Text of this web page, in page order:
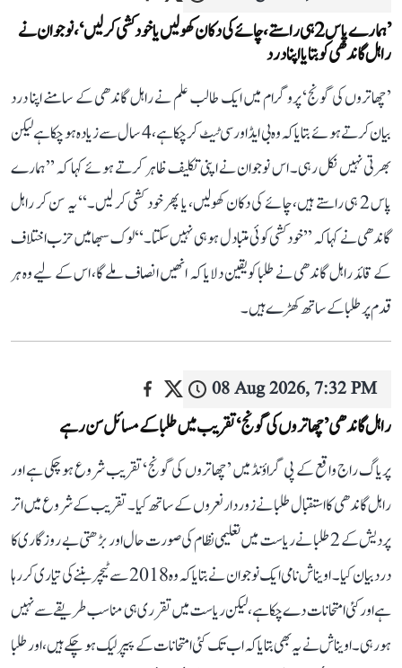
’ہمارے پاس 2 ہی راستے، چائے کی دکان کھولیں یا خودکشی کر لیں‘، نوجوان نے
راہل گاندھی کو بتایا اپنا درد
’چھاتروں کی گونج‘ پروگرام میں ایک طالب علم نے راہل گاندھی کے سامنے اپنا درد
بیان کرتے ہوئے بتایا کہ وہ بی ایڈ اور سی ٹیٹ کر چکا ہے، 4 سال سے زیادہ ہو چکا ہے لیکن
بھرتی نہیں نکل رہی۔ اس نوجوان نے اپنی تکلیف ظاہر کرتے ہوئے کہا کہ ’’ہمارے
پاس 2 ہی راستے ہیں، چائے کی دکان کھولیں، یا پھر خود کشی کر لیں۔‘‘ یہ سن کر راہل
گاندھی نے کہا کہ ’’خودکشی کوئی متبادل ہو ہی نہیں سکتا۔‘‘ لوک سبھا میں حزب اختلاف
کے قائد راہل گاندھی نے طلبا کو یقین دلایا کہ انھیں انصاف ملے گا، اس کے لیے وہ ہر
قدم پر طلبا کے ساتھ کھڑے ہیں۔
08 Aug 2026, 7:32 PM
راہل گاندھی ’چھاتروں کی گونج‘ تقریب میں طلبا کے مسائل سن رہے
پریاگ راج واقع کے پی گراؤنڈ میں ’چھاتروں کی گونج‘ تقریب شروع ہو چکی ہے اور
راہل گاندھی کا استقبال طلبا نے زوردار نعروں کے ساتھ کیا۔ تقریب کے شروع میں اتر
پردیش کے 2 طلبا نے ریاست میں تعلیمی نظام کی صورت حال اور بڑھتی بے روزگاری کا
درد بیان کیا۔ اویناش نامی ایک نوجوان نے بتایا کہ وہ 2018 سے ٹیچر بننے کی تیاری کر رہا
ہے اور کئی امتحانات دے چکا ہے، لیکن ریاست میں تقرری ہی مناسب طریقے سے نہیں
ہو رہی۔ اویناش نے یہ بھی بتایا کہ اب تک کئی امتحانات کے پیپر لیک ہو چکے ہیں، اور طلبا